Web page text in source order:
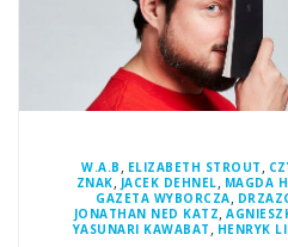
W.A.B , ELIZABETH STROUT ,
ZNAK, JACEK DEHNEL, MAGDA
GAZETA WYBORCZA,
JONATHAN NED KATZ,
YASUNARI KAWABAT , HENRYK